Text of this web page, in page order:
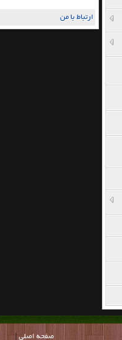
ارتباط با من
صفحه اصلي